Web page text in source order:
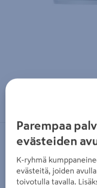
Zoomaa
Varma
TIKKURILA
Tuotenumero :500962909
Parempaa
evästeiden
K-ryhmä
evästeitä, joiden
toivotulla tavalla.